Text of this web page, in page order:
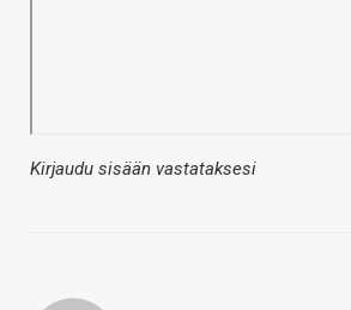
Kirjaudu sisään vastataksesi